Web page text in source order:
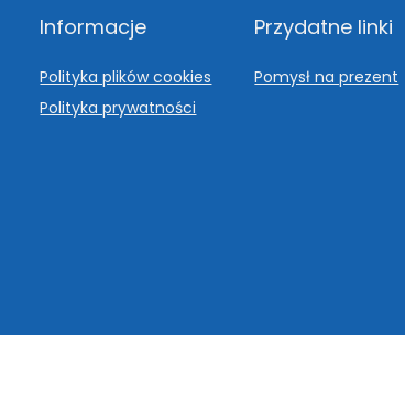
Informacje
Polityka plików cookies
Polityka prywatności
Przydatne linki
Pomysł na prezent